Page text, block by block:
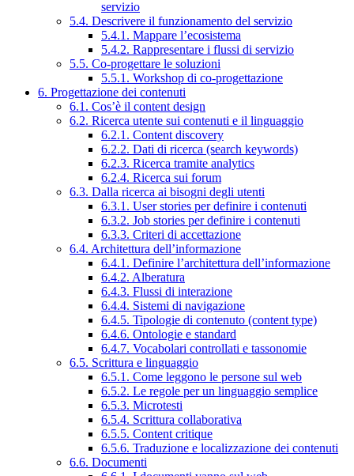
servizio
5.4. Descrivere il funzionamento del servizio
5.4.1. Mappare l’ecosistema
5.4.2. Rappresentare i flussi di servizio
5.5. Co-progettare le soluzioni
5.5.1. Workshop di co-progettazione
6. Progettazione dei contenuti
6.1. Cos’è il content design
6.2. Ricerca utente sui contenuti e il linguaggio
6.2.1. Content discovery
6.2.2. Dati di ricerca (search keywords)
6.2.3. Ricerca tramite analytics
6.2.4. Ricerca sui forum
6.3. Dalla ricerca ai bisogni degli utenti
6.3.1. User stories per definire i contenuti
6.3.2. Job stories per definire i contenuti
6.3.3. Criteri di accettazione
6.4. Architettura dell’informazione
6.4.1. Definire l’architettura dell’informazione
6.4.2. Alberatura
6.4.3. Flussi di interazione
6.4.4. Sistemi di navigazione
6.4.5. Tipologie di contenuto (content type)
6.4.6. Ontologie e standard
6.4.7. Vocabolari controllati e tassonomie
6.5. Scrittura e linguaggio
6.5.1. Come leggono le persone sul web
6.5.2. Le regole per un linguaggio semplice
6.5.3. Microtesti
6.5.4. Scrittura collaborativa
6.5.5. Content critique
6.5.6. Traduzione e localizzazione dei contenuti
6.6. Documenti